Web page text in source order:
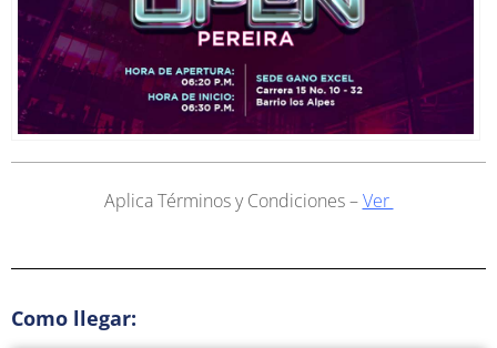
Aplica Términos y Condiciones –Ver
Como llegar: